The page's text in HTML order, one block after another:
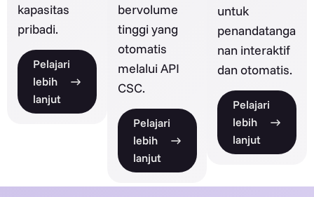
kapasitas
pribadi.
Pelajari
lebih
lanjut
bervolume
tinggi yang
otomatis
melalui API
CSC.
Pelajari
lebih
lanjut
untuk
penandatanga
nan interaktif
dan otomatis.
Pelajari
lebih
lanjut